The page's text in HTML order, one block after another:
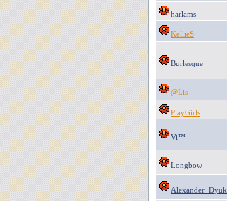
harlams
KellieS
Burlesque
@Lis
PlayGirls
Vi™
Longbow
Alexander_Dyuk